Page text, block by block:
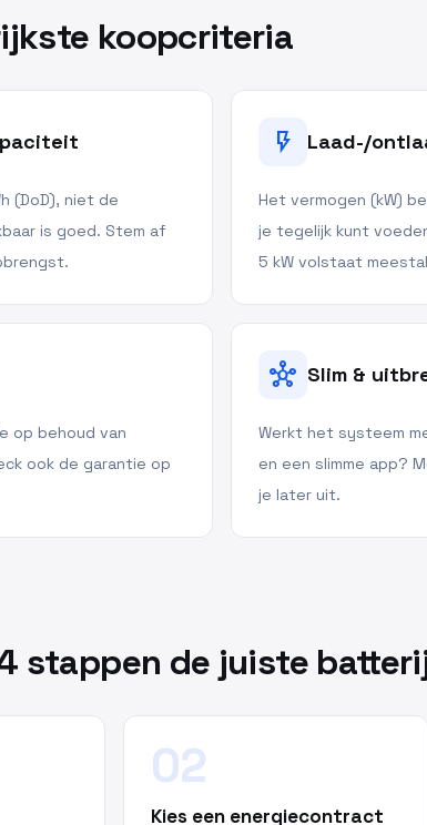
koopcriteria
(DoD), niet de
is goed. Stem af
flash_on Laad-/
Het vermogen (kW)
je tegelijk kunt
5 kW volstaat
op behoud van
ook de garantie op
hub Slim &
Werkt het systeem
en een slimme app?
je later uit.
stappen de juiste
02
Kies een energiecontract